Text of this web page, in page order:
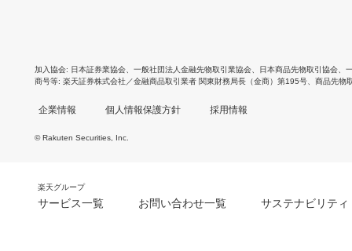
加入協会 日本証券業協会、 一般社団法人金融先物取引業協会、 日本商品先物取引協会、
商号等 楽天証券株式会社／金融商品取引業者 関東財務局長（金商）第195号、商品先物
企業情報 個人情報保護方針 採用情報
© Rakuten Securities, Inc.
楽天グループ
サービス一覧 お問い合わせ一覧 サステナビリティ